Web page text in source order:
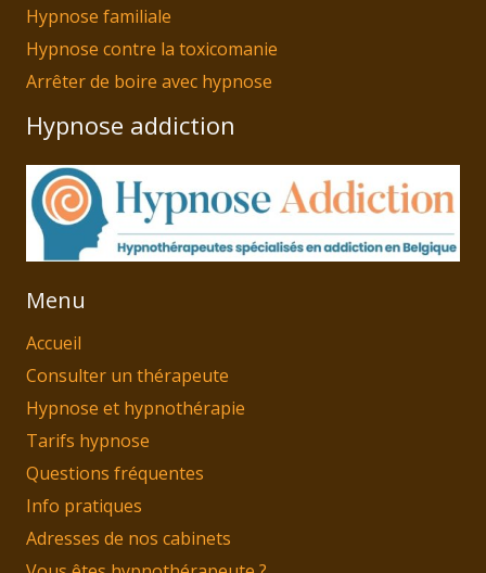
Hypnose familiale
Hypnose contre la toxicomanie
Arrêter de boire avec hypnose
Hypnose addiction
Menu
Accueil
Consulter un thérapeute
Hypnose et hypnothérapie
Tarifs hypnose
Questions fréquentes
Info pratiques
Adresses de nos cabinets